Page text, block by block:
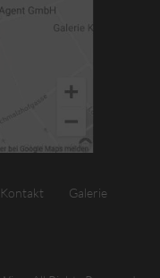
Kontakt Galerie